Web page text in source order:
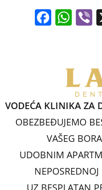
F
o
o
k
W
A
p
p
VODEĆA KLINIKA ZA
OBEZBEĐUJEMO
VAŠEG
UDOBNIM
UZ BESPLATAN